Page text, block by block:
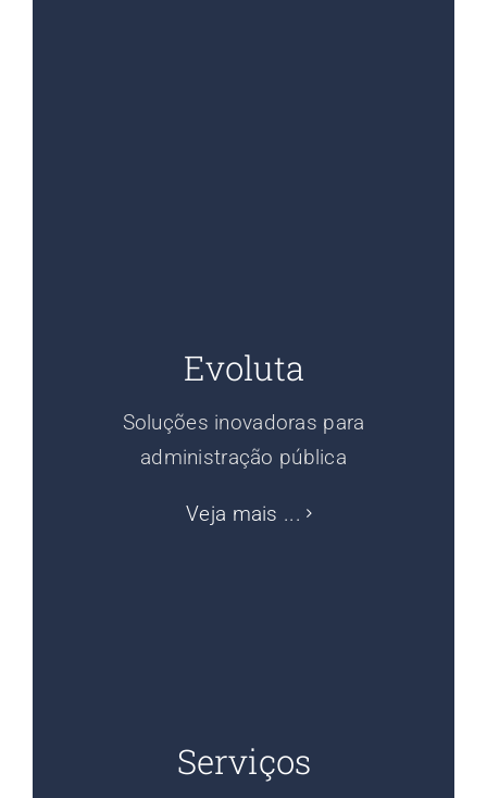
Evoluta
Soluções inovadoras para
administração pública
Veja mais ...
Serviços